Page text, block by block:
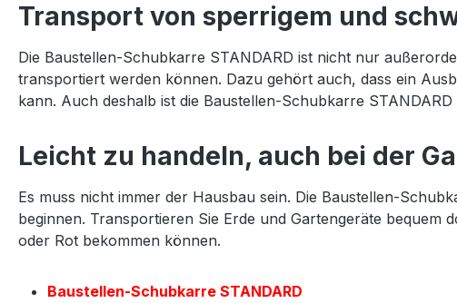
Transport von sperrigem und
Die Baustellen-Schubkarre STANDARD ist nicht nur
transportiert werden können. Dazu gehört auch, dass ein
kann. Auch deshalb ist die Baustellen-Schubkarre STANDARD
Leicht zu handeln, auch bei der
Es muss nicht immer der Hausbau sein. Die Baustellen-
beginnen. Transportieren Sie Erde und Gartengeräte bequem
oder Rot bekommen können.
Baustellen-Schubkarre STANDARD